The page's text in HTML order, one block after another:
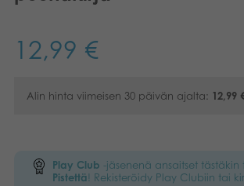
Arkistoidut tuotteet
Promotuotteet
12,99 €
Alin hinta viimeisen 30 päivän ajalta: 12,99
Play Club -jäsenenä ansaitset tästäkin
Pistettä! Rekisteröidy Play Clubiin tai